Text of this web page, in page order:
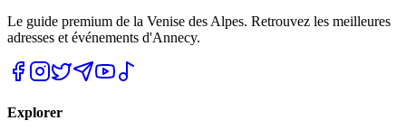
Le guide premium de la Venise des Alpes. Retrouvez les meilleures
adresses et événements d'Annecy.
Explorer